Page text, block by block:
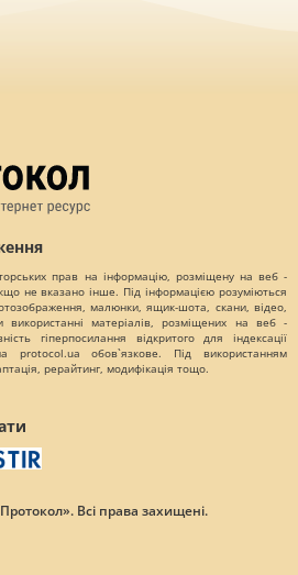
прав на інформацію, розміщену на веб -
не вказано інше. Під інформацією розуміються
малюнки, ящик-шота, скани, відео,
використанні матеріалів, розміщених на веб -
гіперпосилання відкритого для індексації
protocol.ua обов`язкове. Під використанням
рерайтинг, модифікація тощо.
Всі права захищені.